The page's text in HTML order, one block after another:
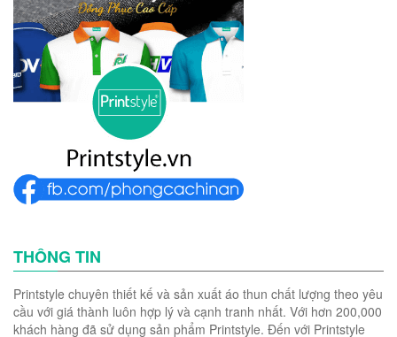
THÔNG TIN
Printstyle chuyên thiết kế và sản xuất áo thun chất lượng theo yêu
cầu với giá thành luôn hợp lý và cạnh tranh nhất. Với hơn 200,000
khách hàng đã sử dụng sản phẩm Printstyle. Đến với Printstyle